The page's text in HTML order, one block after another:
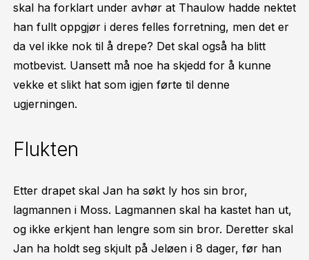
skal ha forklart under avhør at Thaulow hadde nektet
han fullt oppgjør i deres felles forretning, men det er
da vel ikke nok til å drepe? Det skal også ha blitt
motbevist. Uansett må noe ha skjedd for å kunne
vekke et slikt hat som igjen førte til denne
ugjerningen.
Flukten
Etter drapet skal Jan ha søkt ly hos sin bror,
lagmannen i Moss. Lagmannen skal ha kastet han ut,
og ikke erkjent han lengre som sin bror. Deretter skal
Jan ha holdt seg skjult på Jeløen i 8 dager, før han